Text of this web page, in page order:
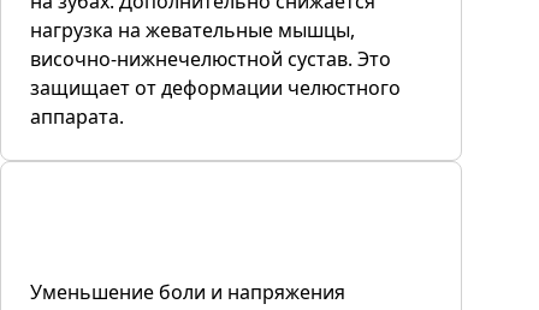
нагрузка на жевательные мышцы,
височно-нижнечелюстной сустав. Это
защищает от деформации челюстного
аппарата.
Уменьшение боли и напряжения